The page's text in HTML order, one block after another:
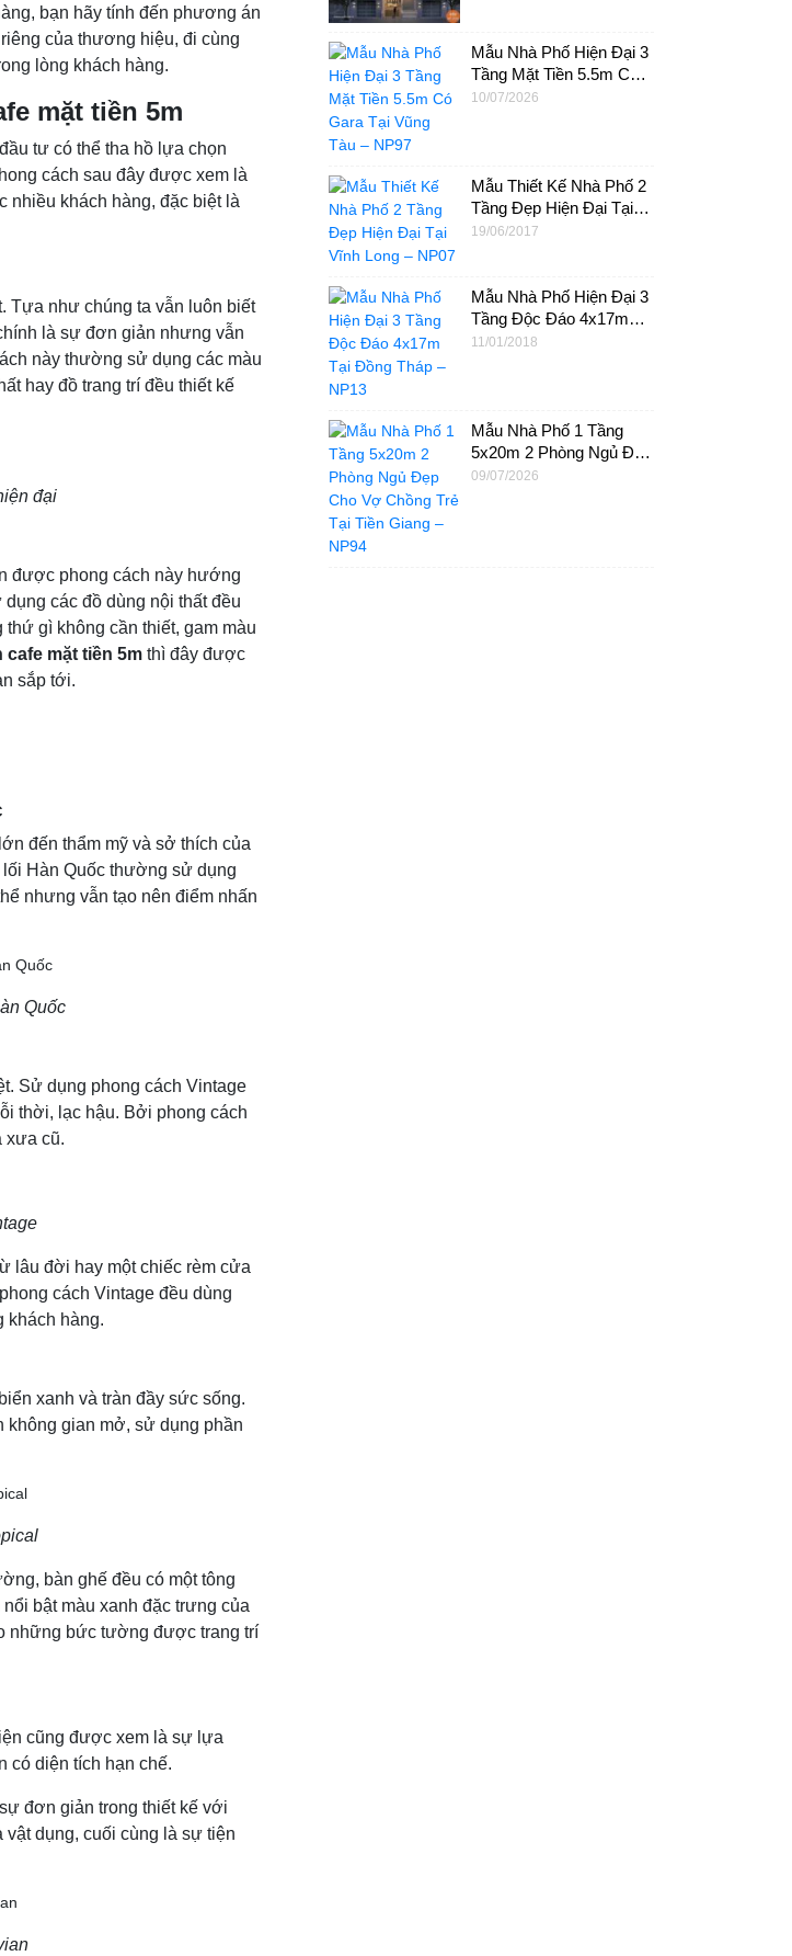
bạn hãy tính đến phương án
của thương hiệu, đi cùng
lòng khách hàng.
mặt tiền 5m
tư có thể tha hồ lựa chọn
cách sau đây được xem là
nhiều khách hàng, đặc biệt là
Tựa như chúng ta vẫn luôn biết
là sự đơn giản nhưng vẫn
này thường sử dụng các màu
hay đồ trang trí đều thiết kế
đại
được phong cách này hướng
các đồ dùng nội thất đều
gì không cần thiết, gam màu
cafe mặt tiền 5m thì đây được
sắp tới.
đến thẩm mỹ và sở thích của
Hàn Quốc thường sử dụng
nhưng vẫn tạo nên điểm nhấn
Quốc
Sử dụng phong cách Vintage
thời, lạc hậu. Bởi phong cách
xưa cũ.
lâu đời hay một chiếc rèm cửa
cách Vintage đều dùng
khách hàng.
xanh và tràn đầy sức sống.
không gian mở, sử dụng phần
bàn ghế đều có một tông
bật màu xanh đặc trưng của
những bức tường được trang trí
cũng được xem là sự lựa
có diện tích hạn chế.
đơn giản trong thiết kế với
dụng, cuối cùng là sự tiện
Mẫu Nhà Phố Hiện Đại 3
Tầng Mặt Tiền 5.5m Có
Gara Tại Vũng Tàu –
10/07/2026
Mẫu Thiết Kế Nhà Phố 2
Tầng Đẹp Hiện Đại Tại
Vĩnh Long – NP07
19/06/2017
Mẫu Nhà Phố Hiện Đại 3
Tầng Độc Đáo 4x17m
Tại Đồng Tháp – NP13
11/01/2018
Mẫu Nhà Phố 1 Tầng
5x20m 2 Phòng Ngủ Đẹp
Cho Vợ Chồng Trẻ Tại
09/07/2026